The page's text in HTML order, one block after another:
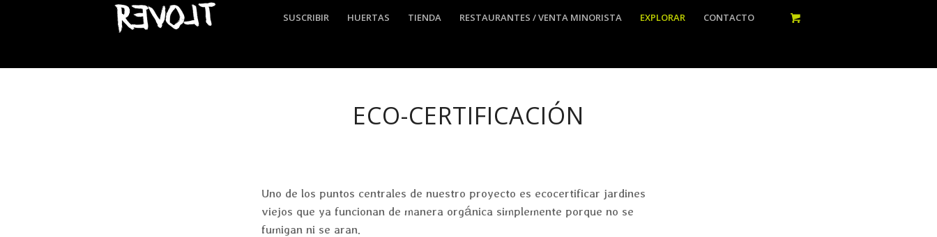
SUSCRIBIR HUERTAS TIENDA RESTAURANTES / VENTA MINORISTA EXPLORAR CONTACTO
ECO-CERTIFICACIÓN
Uno de los puntos centrales de nuestro proyecto es ecocertificar jardines
viejos que ya funcionan de manera orgánica simplemente porque no se
fumigan ni se aran.